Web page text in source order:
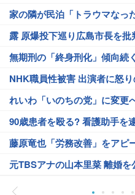
家の隣が民泊「トラウマなっ
露 原爆投下巡り広島市長を批
無期刑の「終身刑化」傾向続く
NHK職員性被害 出演者に怒
れいわ「いのちの党」に変更
90歳患者を殴る? 看護助手を
藤原竜也「労務改善」をアピ
元TBSアナの山本里菜 離婚を